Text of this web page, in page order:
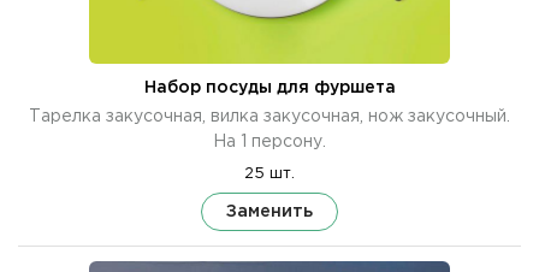
Набор посуды для фуршета
Тарелка закусочная, вилка закусочная, нож закусочный.
На 1 персону.
25 шт.
Заменить